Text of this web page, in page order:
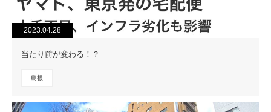
2023.04.28
当たり前が変わる！？
島根